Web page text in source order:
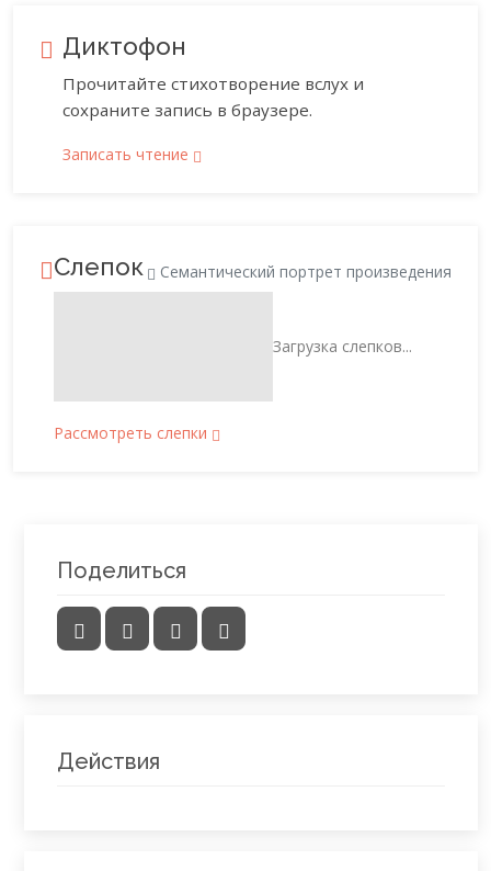
Диктофон
Прочитайте стихотворение вслух и
сохраните запись в браузере.
Записать чтение
Слепок Семантический портрет произведения
Загрузка слепков...
Рассмотреть слепки
Поделиться
Действия